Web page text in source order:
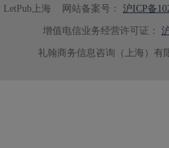
上海 网站备案号： 沪ICP备
增值电信业务经营许可证：
礼翰商务信息咨询（上海）